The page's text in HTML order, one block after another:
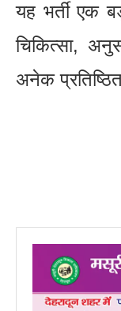
यह भर्ती एक
चिकित्सा,
अनेक